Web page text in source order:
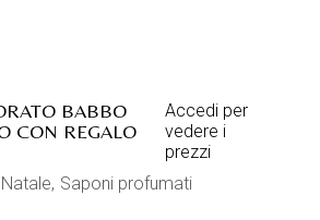
BABBO
CON REGALO
Accedi per
vedere i
prezzi
Saponi profumati